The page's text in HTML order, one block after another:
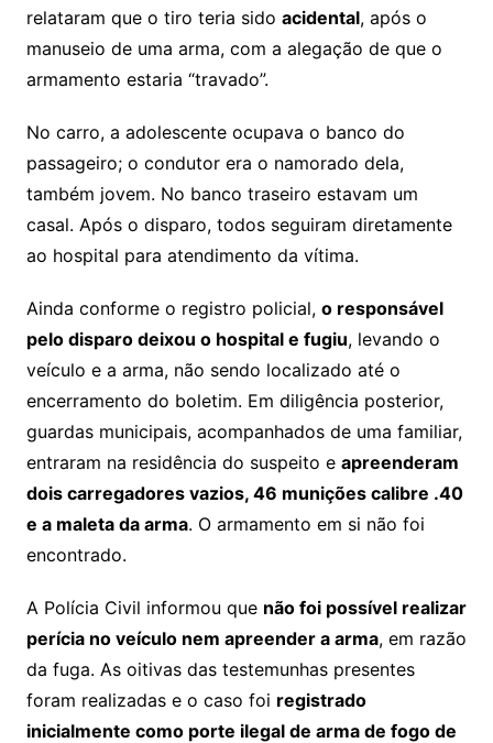
relataram que o tiro teria sido acidental, após o
manuseio de uma arma, com a alegação de que o
armamento estaria “travado”.
No carro, a adolescente ocupava o banco do
passageiro; o condutor era o namorado dela,
também jovem. No banco traseiro estavam um
casal. Após o disparo, todos seguiram diretamente
ao hospital para atendimento da vítima.
Ainda conforme o registro policial, o responsável
pelo disparo deixou o hospital e fugiu, levando o
veículo e a arma, não sendo localizado até o
encerramento do boletim. Em diligência posterior,
guardas municipais, acompanhados de uma familiar,
entraram na residência do suspeito e apreenderam
dois carregadores vazios, 46 munições calibre .40
e a maleta da arma. O armamento em si não foi
encontrado.
A Polícia Civil informou que não foi possível realizar
perícia no veículo nem apreender a arma, em razão
da fuga. As oitivas das testemunhas presentes
foram realizadas e o caso foi registrado
inicialmente como porte ilegal de arma de fogo de